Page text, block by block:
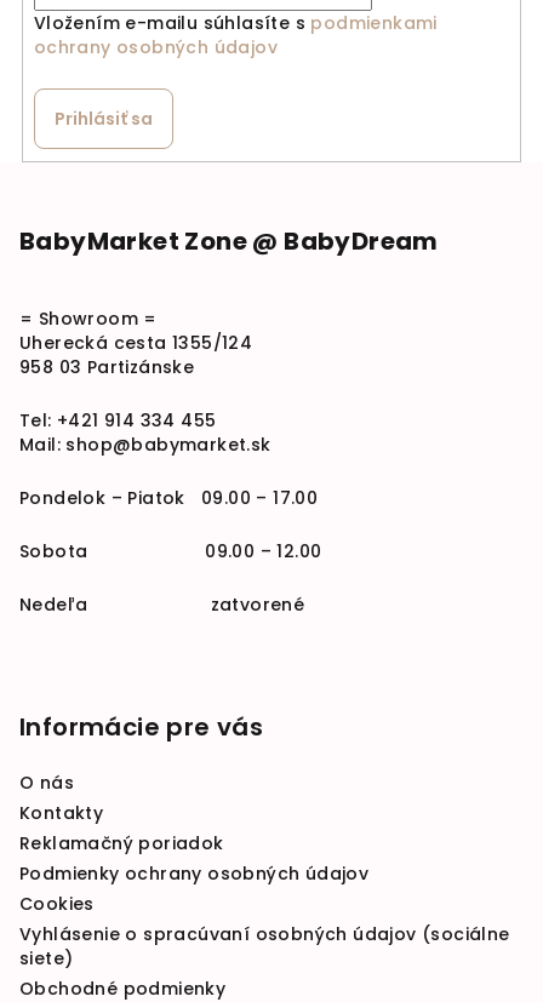
Vložením e-mailu súhlasíte s podmienkami
ochrany osobných údajov
Prihlásiť sa
BabyMarket Zone @ BabyDream
= Showroom =
Uherecká cesta 1355/124
958 03 Partizánske
Tel: +421 914 334 455
Mail: shop@babymarket.sk
Pondelok – Piatok 09.00 – 17.00
Sobota 09.00 – 12.00
Nedeľa zatvorené
Informácie pre vás
O nás
Kontakty
Reklamačný poriadok
Podmienky ochrany osobných údajov
Cookies
Vyhlásenie o spracúvaní osobných údajov (sociálne
siete)
Obchodné podmienky